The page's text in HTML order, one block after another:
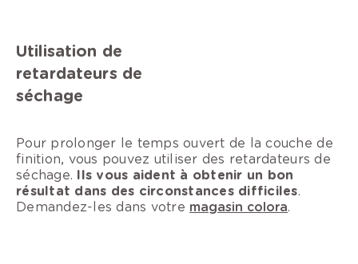
Utilisation de
retardateurs de
séchage
Pour prolonger le temps ouvert de la couche de
finition, vous pouvez utiliser des retardateurs de
séchage. Ils vous aident à obtenir un bon
résultat dans des circonstances difficiles.
Demandez-les dans votre magasin colora.